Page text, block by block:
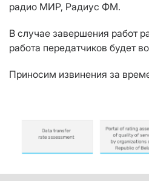
радио МИР, Радиус ФМ.
В случае завершения работ
работа передатчиков будет
Приносим извинения за